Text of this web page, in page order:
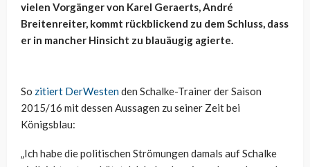
vielen Vorgänger von Karel Geraerts, André
Breitenreiter, kommt rückblickend zu dem Schluss, dass
er in mancher Hinsicht zu blauäugig agierte.
So zitiert DerWestenden Schalke-Trainer der Saison
2015/16 mit dessen Aussagen zu seiner Zeit bei
Königsblau:
„Ich habe die politischen Strömungen damals auf Schalke